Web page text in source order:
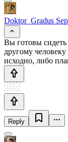
Doktor_Gradus
Вы готовы сидеть
другому
исходно, либо
Reply